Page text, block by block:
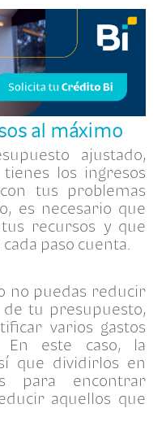
al máximo
ajustado,
los ingresos
tus problemas
es necesario que
recursos y que
paso cuenta.
no puedas reducir
tu presupuesto,
varios gastos
En este caso, la
que dividirlos en
para encontrar
aquellos que